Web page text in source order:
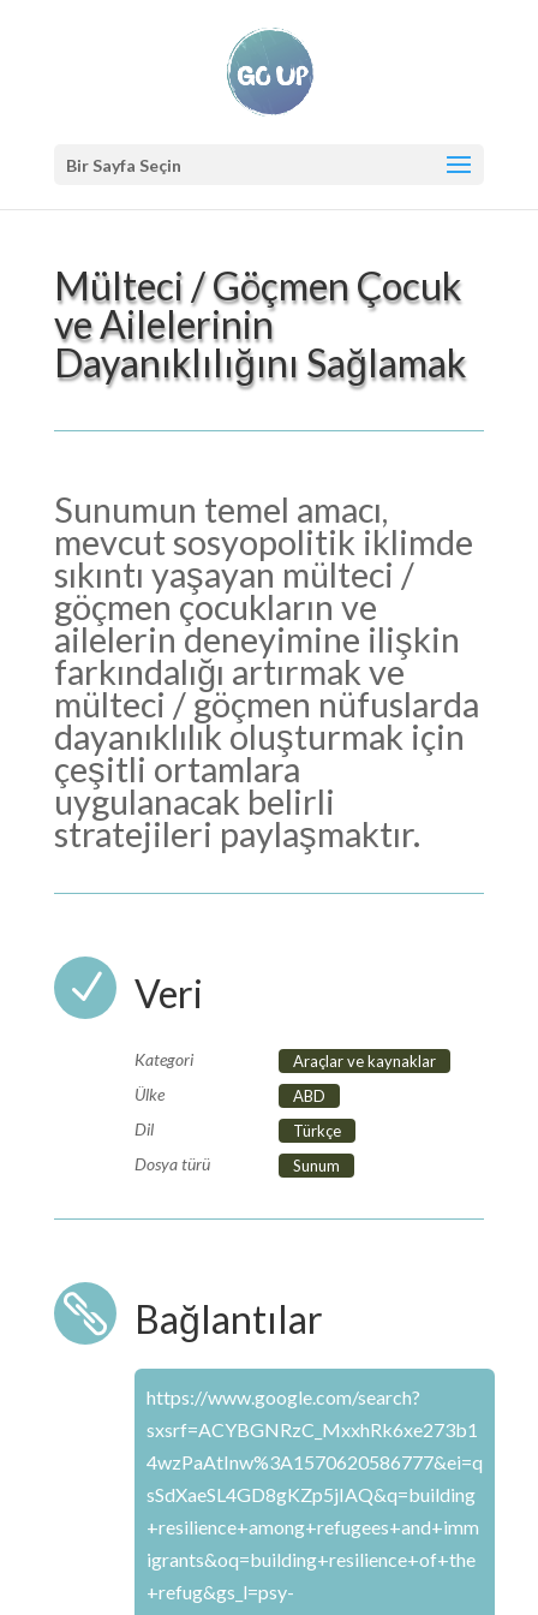
Bir Sayfa Seçin
Mülteci / Göçmen Çocuk
ve Ailelerinin
Dayanıklılığını Sağlamak
Sunumun temel amacı,
mevcut sosyopolitik iklimde
sıkıntı yaşayan mülteci /
göçmen çocukların ve
ailelerin deneyimine ilişkin
farkındalığı artırmak ve
mülteci / göçmen nüfuslarda
dayanıklılık oluşturmak için
çeşitli ortamlara
uygulanacak belirli
stratejileri paylaşmaktır.
N Veri
Kategori Araçlar ve kaynaklar
Ülke ABD
Dil Türkçe
Dosya türü Sunum
 Bağlantılar
https://www.google.com/search?
sxsrf=ACYBGNRzC_MxxhRk6xe273b1
4wzPaAtInw%3A1570620586777&ei=q
sSdXaeSL4GD8gKZp5jIAQ&q=building
+resilience+among+refugees+and+imm
igrants&oq=building+resilience+of+the
+refug&gs_l=psy-